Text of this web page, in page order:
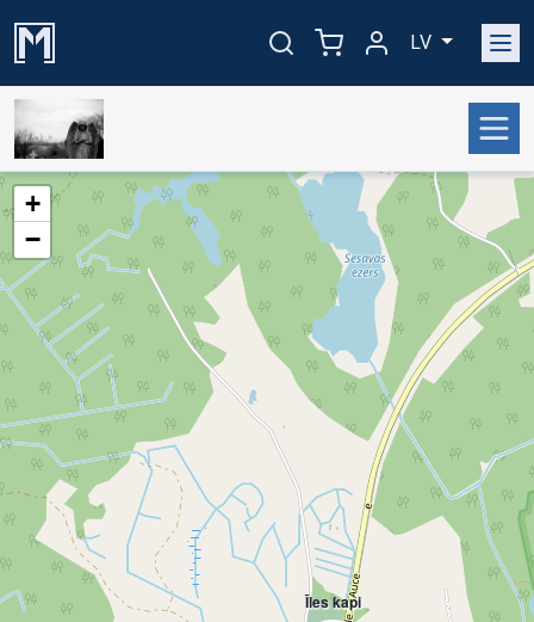
LV
Īles kapi
+
−